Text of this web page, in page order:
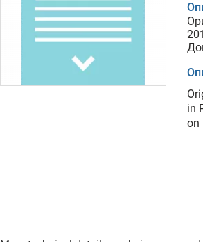
in
on